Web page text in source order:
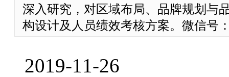
深入研究，对区域布局、品牌规划与
构设计及人员绩效考核方案。微信号
2019-11-26